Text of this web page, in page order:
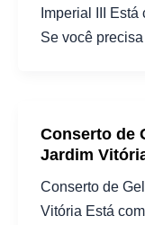
Imperial III
Se você
Conserto de
Jardim
Conserto de
Vitória Está